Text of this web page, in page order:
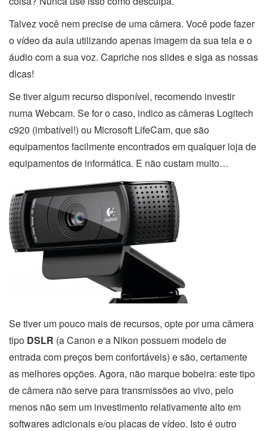
Talvez você nem precise de uma câmera. Você pode fazer
o vídeo da aula utilizando apenas imagem da sua tela e o
áudio com a sua voz. Capriche nos slides e siga as nossas
dicas!
Se tiver algum recurso disponível, recomendo investir
numa Webcam. Se for o caso, indico as câmeras Logitech
c920 (imbatível!) ou Microsoft LifeCam, que são
equipamentos facilmente encontrados em qualquer loja de
equipamentos de informática. E não custam muito…
Se tiver um pouco mais de recursos, opte por uma câmera
tipo DSLR (a Canon e a Nikon possuem modelo de
entrada com preços bem confortáveis) e são, certamente
as melhores opções. Agora, não marque bobeira: este tipo
de câmera não serve para transmissões ao vivo, pelo
menos não sem um investimento relativamente alto em
softwares adicionais e/ou placas de vídeo. Isto é outro